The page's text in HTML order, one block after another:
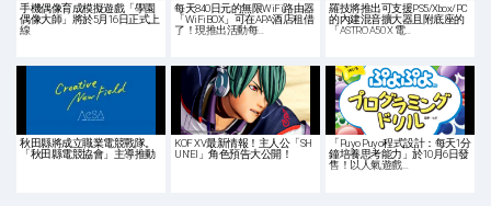
手機偶像育成模擬遊戲「學園
偶像大師」將於5月16日正式上
線
每天840日元的無限WiFi路由器
「WiFiBOX」可在APA酒店租借
了！現推出活動每…
羅技將推出可支援PS5/Xbox/PC
的內建混音擴大器且附底座的
「ASTRO A50 X 電…
秋田縣將成立職業電競戰隊。
「秋田縣電競協會」主導推動
KOF XV最新情報！主人公「SH
UN'EI」角色預告大公開！
「Puyo Puyo程式設計：每天1分
鐘培養思考能力」於10月6日發
售！以人氣遊戲…